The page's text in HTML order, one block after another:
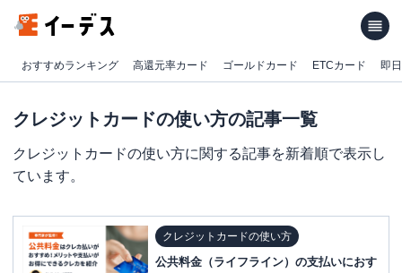
おすすめランキング 高還元率カード ゴールドカード ETCカード 即
クレジットカードの使い方の記事一覧
クレジットカードの使い方に関する記事を新着順で表示し
ています。
クレジットカードの使い方
公共料金（ライフライン）の支払いにおす